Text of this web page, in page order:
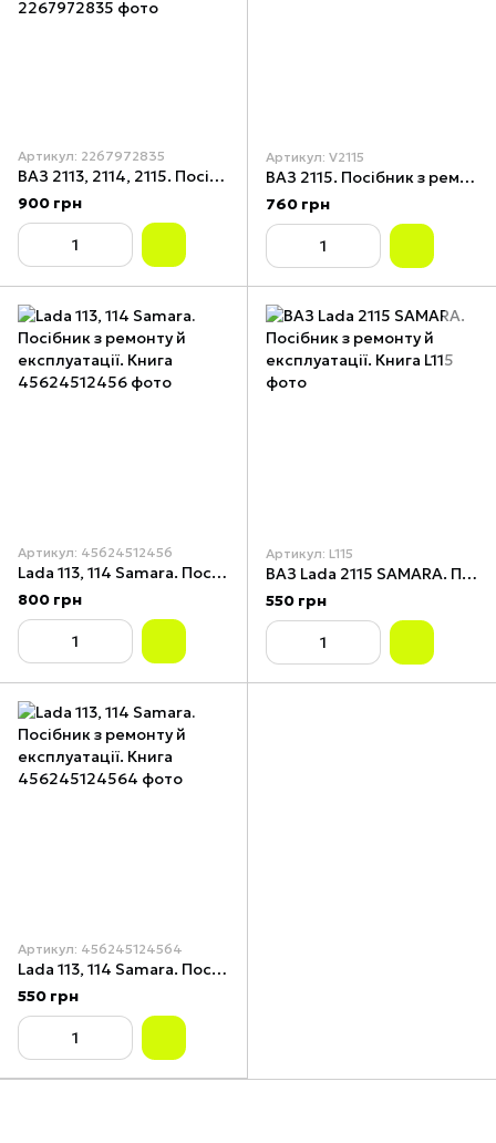
Артикул: 2267972835
ВАЗ 2113, 2114, 2115. Посібник з ремонту й експлуатації + каталог деталей. Книга
900 грн
Артикул: V2115
ВАЗ 2115. Посібник з ремонту й експлуатації. Книга
760 грн
Артикул: 45624512456
Lada 113, 114 Samara. Посібник з ремонту й експлуатації. Книга
800 грн
Артикул: L115
ВАЗ Lada 2115 SAMARA. Посібник з ремонту й експлуатації. Книга
550 грн
Артикул: 456245124564
Lada 113, 114 Samara. Посібник з ремонту й експлуатації. Книга
550 грн